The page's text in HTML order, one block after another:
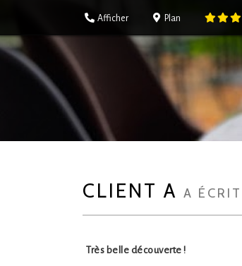
Afficher Plan
CLIENT A A
Très belle découverte !